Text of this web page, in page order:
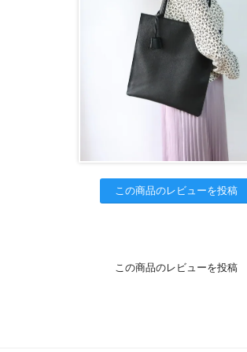
この商品のレビューを投稿
この商品のレビューを投稿